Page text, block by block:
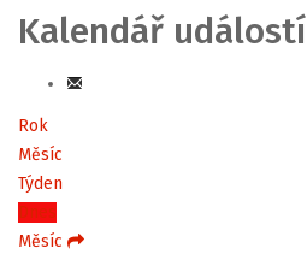
Kalendář událostí
Rok
Měsíc
Týden
Dnes
Měsíc